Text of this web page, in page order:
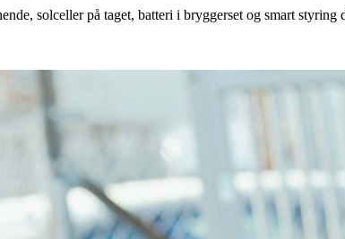
solceller på taget, batteri i bryggerset og smart